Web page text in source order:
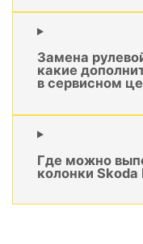
Замена
какие
в сервисном
Где можно
колонки Skoda